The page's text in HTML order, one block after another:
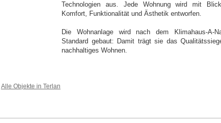
Technologien aus. Jede Wohnung wird mit
Komfort, Funktionalität und Ästhetik entworfen.
Die Wohnanlage wird nach dem Klimahaus-A-
Standard gebaut: Damit trägt sie das
nachhaltiges Wohnen.
Alle Objekte in Terlan